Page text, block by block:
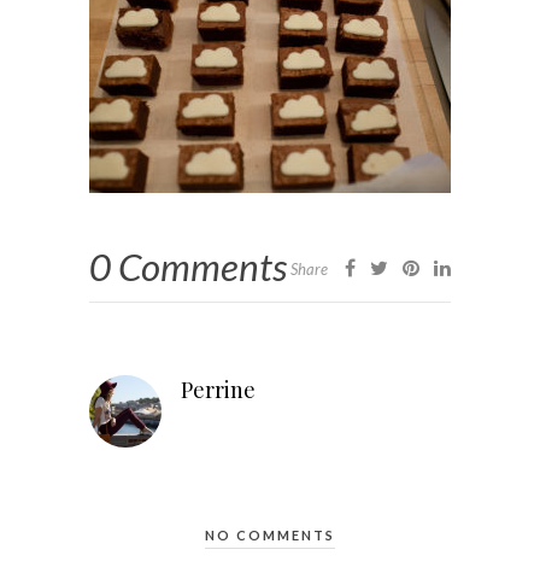
0 CommentsShare
Perrine
NO COMMENTS